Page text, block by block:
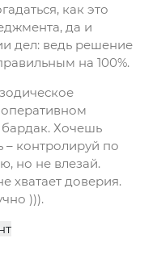
как это
да и
дел: ведь решение
на 100%.
бардак. Хочешь
– контролируй по
но не влезай.
хватает доверия.
))).